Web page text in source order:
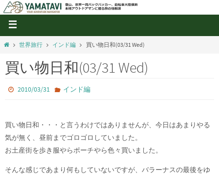
世界旅行 インド編 買い物日和(03/31 Wed)
買い物日和(03/31 Wed)
2010/03/31 インド編
買い物日和・・・と言うわけではありませんが、今日はあまりやる
気が無く、昼前までゴロゴロしていました。
お土産街を歩き服やらポーチやら色々買いました。
そんな感じであまり何もしていないですが、バラーナスの最後をゆ